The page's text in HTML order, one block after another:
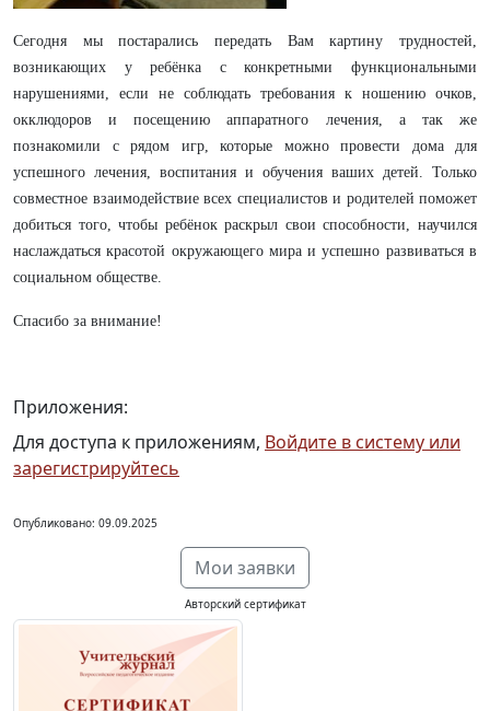
Сегодня мы постарались передать Вам картину трудностей,
возникающих у ребёнка с конкретными функциональными
нарушениями, если не соблюдать требования к ношению очков,
окклюдоров и посещению аппаратного лечения, а так же
познакомили с рядом игр, которые можно провести дома для
успешного лечения, воспитания и обучения ваших детей. Только
совместное взаимодействие всех специалистов и родителей поможет
добиться того, чтобы ребёнок раскрыл свои способности, научился
наслаждаться красотой окружающего мира и успешно развиваться в
социальном обществе.
Спасибо за внимание!
Приложения:
Для доступа к приложениям, Войдите в систему или
зарегистрируйтесь
Опубликовано: 09.09.2025
Мои заявки
Авторский сертификат